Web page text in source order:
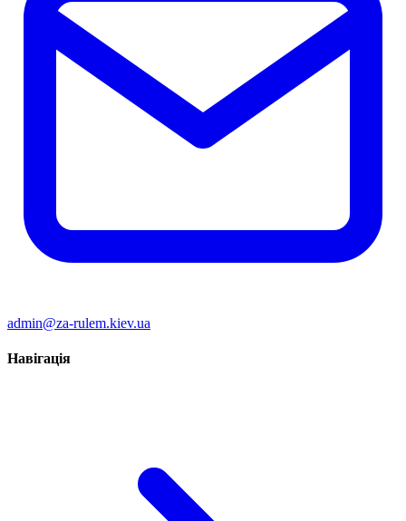
admin@za-rulem.kiev.ua
Навігація